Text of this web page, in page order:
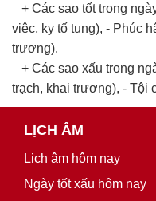
+ Các sao tốt trong
việc, kỵ tố tụng), - Phúc
trương).
+ Các sao xấu trong
trạch, khai trương), - Tội
LỊCH ÂM
Lịch âm hôm nay
Ngày tốt xấu hôm nay